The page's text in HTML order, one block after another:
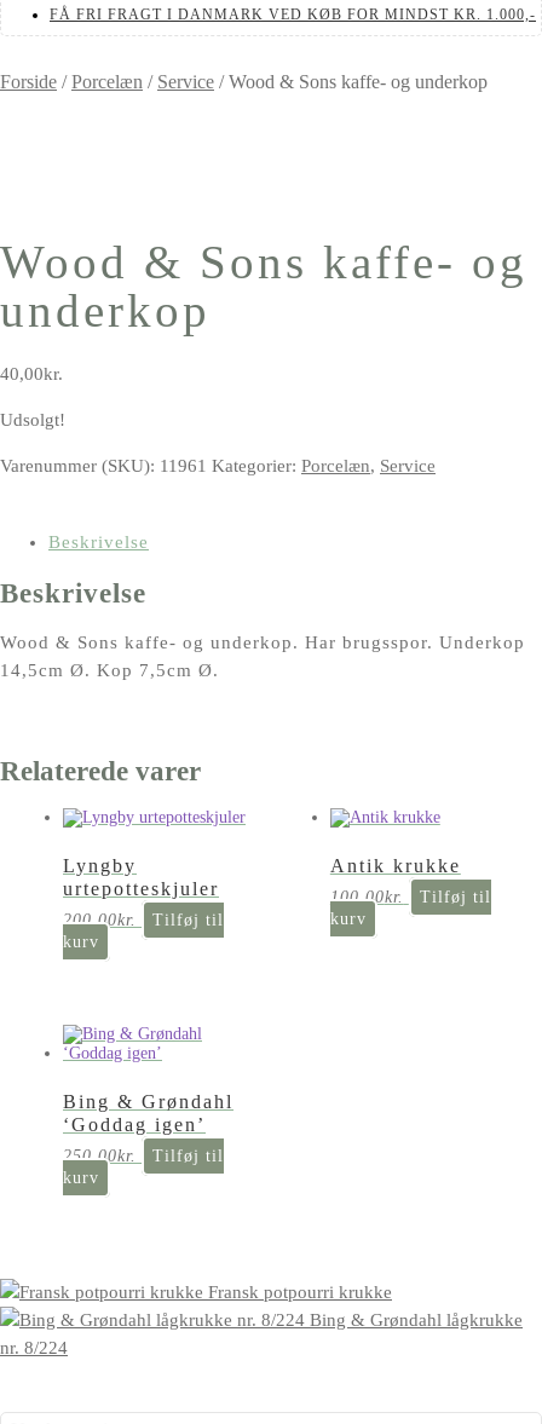
FÅ FRI FRAGT I DANMARK VED KØB FOR MINDST KR. 1.000,-
Forside /Porcelæn / Service /Wood & Sons kaffe- og underkop
Wood & Sons kaffe- og
underkop
40,00kr.
Udsolgt!
Varenummer (SKU): 11961 Kategorier: Porcelæn, Service
Beskrivelse
Beskrivelse
Wood & Sons kaffe- og underkop. Har brugsspor. Underkop
14,5cm Ø. Kop 7,5cm Ø.
Relaterede varer
Lyngby
urtepotteskjuler
200,00kr.
Tilføj til
kurv
Antik krukke
100,00kr.
Tilføj til
kurv
Bing & Grøndahl
‘Goddag igen’
250,00kr.
Tilføj til
kurv
Fransk potpourri krukke
Bing & Grøndahl lågkrukke
nr. 8/224